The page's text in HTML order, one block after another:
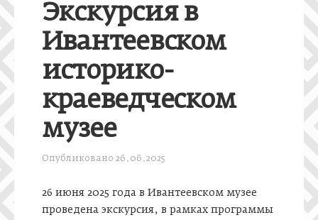
Экскурсия в
Ивантеевском
историко-
краеведческом
музее
Опубликовано 26.06.2025
26 июня 2025 года в Ивантеевском музее
проведена экскурсия, в рамках программы